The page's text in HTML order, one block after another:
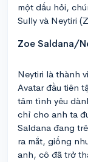
một dấu hỏi,
Sully và Neytiri
Zoe Saldana/
Neytiri là thành
Avatar đầu tiên
tâm tình yêu
chỉ cho anh ta
Saldana đang
ra mắt, giống
anh, cô đã trở